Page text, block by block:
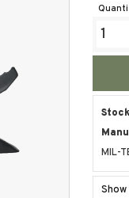
MIL-